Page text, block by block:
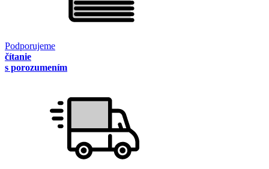
Podporujeme
čítanie
s porozumením